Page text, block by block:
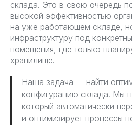
склада. Это в свою очередь
высокой эффективностью
на уже работающем складе,
инфраструктуру под
помещения, где только
хранилище.
Наша задача — найти
конфигурацию склада. Мы
который автоматически
и оптимизирует процессы